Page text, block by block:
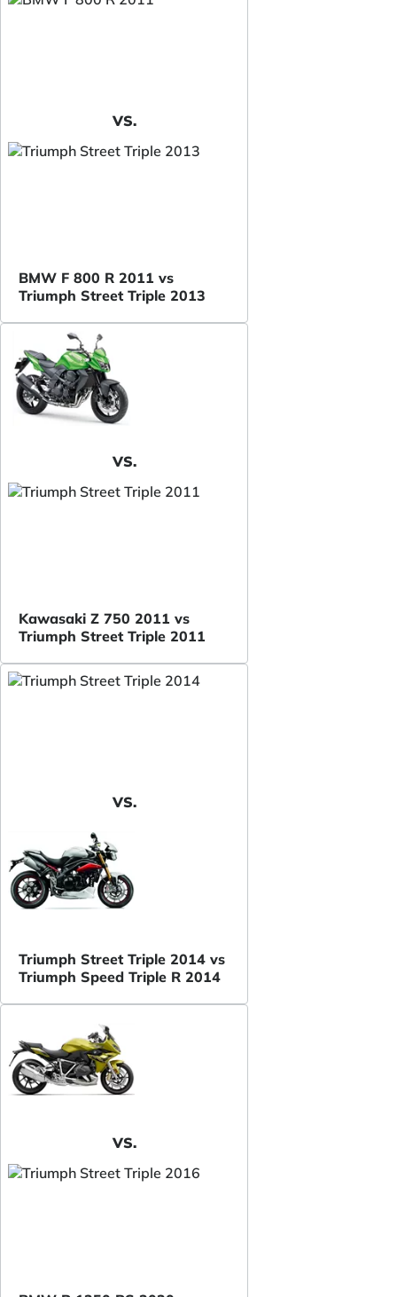
VS.
BMW F 800 R 2011 vs
Triumph Street Triple 2013
VS.
Kawasaki Z 750 2011 vs
Triumph Street Triple 2011
VS.
Triumph Street Triple 2014 vs
Triumph Speed Triple R 2014
VS.